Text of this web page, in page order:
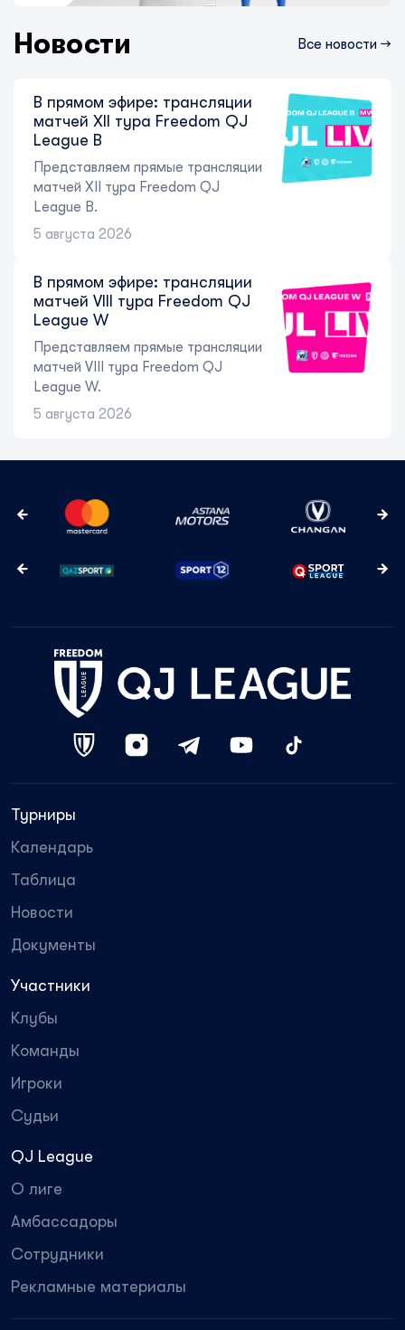
Новости Все новости →
5 августа 2026
В прямом эфире: трансляции
матчей XII тура Freedom QJ
League B
Представляем прямые трансляции
матчей XII тура Freedom QJ
League B.
5 августа 2026
В прямом эфире: трансляции
матчей VIII тура Freedom QJ
League W
Представляем прямые трансляции
матчей VIII тура Freedom QJ
League W.
5 августа 2026
Турниры
Календарь
Таблица
Новости
Документы
Участники
Клубы
Команды
Игроки
Судьи
QJ League
О лиге
Амбассадоры
Сотрудники
Рекламные материалы